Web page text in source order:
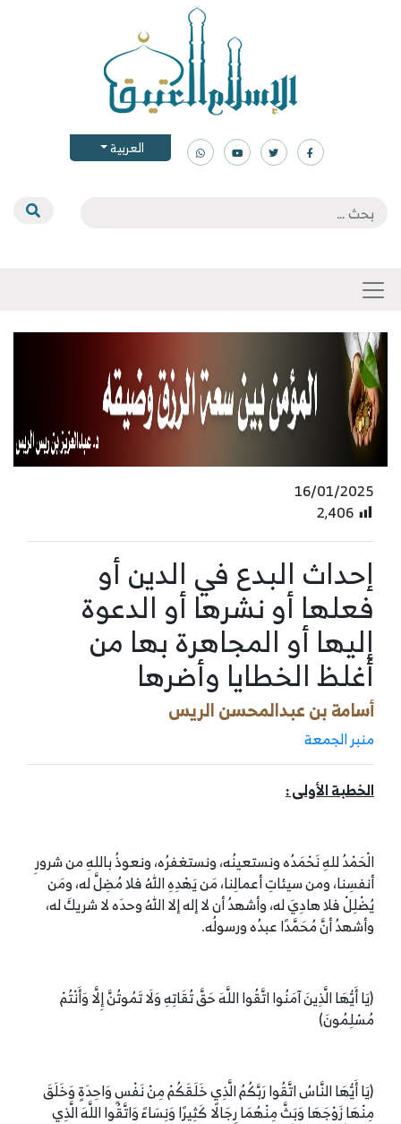
العربية
16/01/2025
2٬406
إحداث البدع في الدين أو
فعلها أو نشرها أو الدعوة
إليها أو المجاهرة بها من
أغلظ الخطايا وأضرها
أسامة بن عبدالمحسن الريس
منبر الجمعة
الخطبة الأولى :
الْحَمْدُ للهِ نَحْمَدُه ونستعينُه، ونستغفرُه، ونعوذُ باللهِ من شرورِ
أنفسِنا، ومن سيئاتِ أعمالِنا، مَن يَهْدِهِ اللهُ فلا مُضِلَّ له، ومَن
يُضْلِلْ فلا هادِيَ له، وأشهدُ أن لا إله إلا اللهُ وحدَه لا شريكَ له،
وأشهدُ أنَّ مُحَمَّدًا عبدُه ورسولُه.
(يَا أَيُّهَا الَّذِينَ آمَنُوا اتَّقُوا اللَّهَ حَقَّ تُقَاتِهِ وَلَا تَمُوتُنَّ إِلَّا وَأَنْتُمْ
مُسْلِمُونَ)
(يَا أَيُّهَا النَّاسُ اتَّقُوا رَبَّكُمُ الَّذِي خَلَقَكُمْ مِنْ نَفْسٍ وَاحِدَةٍ وَخَلَقَ
مِنْهَا زَوْجَهَا وَبَثَّ مِنْهُمَا رِجَالًا كَثِيرًا وَنِسَاءً وَاتَّقُوا اللَّهَ الَّذِي